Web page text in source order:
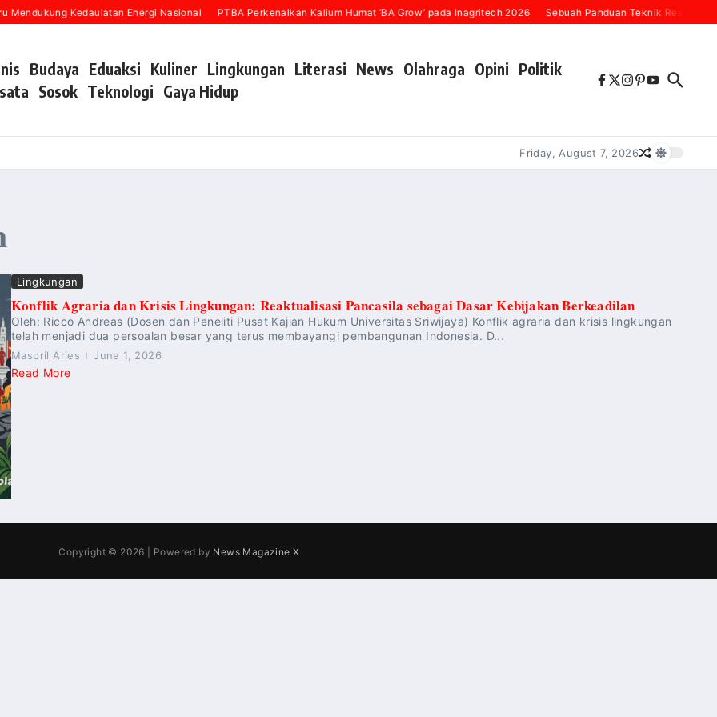
Mendukung Kedaulatan Energi Nasional PTBA Perkenalkan Kalium Humat ‘BA Grow’ pada Inagritech 2026 Sebuah Panduan Teknik Resensi
Budaya Eduaksi Kuliner Lingkungan Literasi News Olahraga Opini Politik
Sosok Teknologi Gaya Hidup
Friday, August 7, 2026
Lingkungan
Konflik Agraria dan Krisis Lingkungan: Reaktualisasi Pancasila sebagai Dasar Kebijakan Berkeadilan
Oleh: Ricco Andreas (Dosen dan Peneliti Pusat Kajian Hukum Universitas Sriwijaya) Konflik agraria dan krisis lingkungan
telah menjadi dua persoalan besar yang terus membayangi pembangunan Indonesia. D...
Maspril Aries June 1, 2026
Read More
Copyright © 2026 | Powered by News Magazine X